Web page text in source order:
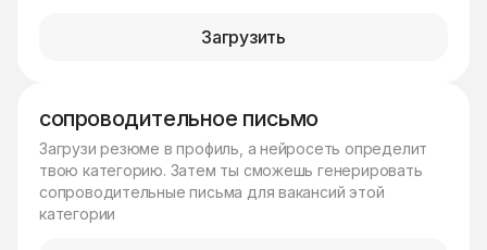
Загрузить
сопроводительное письмо
Загрузи резюме в профиль, а нейросеть определит
твою категорию. Затем ты сможешь генерировать
сопроводительные письма для вакансий этой
категории